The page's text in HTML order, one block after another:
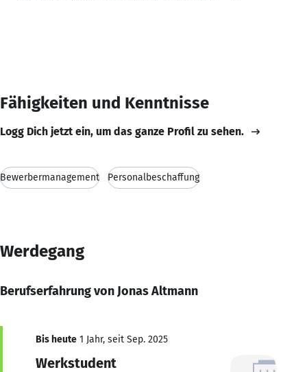
Fähigkeiten und Kenntnisse
Logg Dich jetzt ein, um das ganze Profil zu sehen.
Bewerbermanagement Personalbeschaffung
Werdegang
Berufserfahrung von Jonas Altmann
Bis heute 1 Jahr, seit Sep. 2025
Werkstudent